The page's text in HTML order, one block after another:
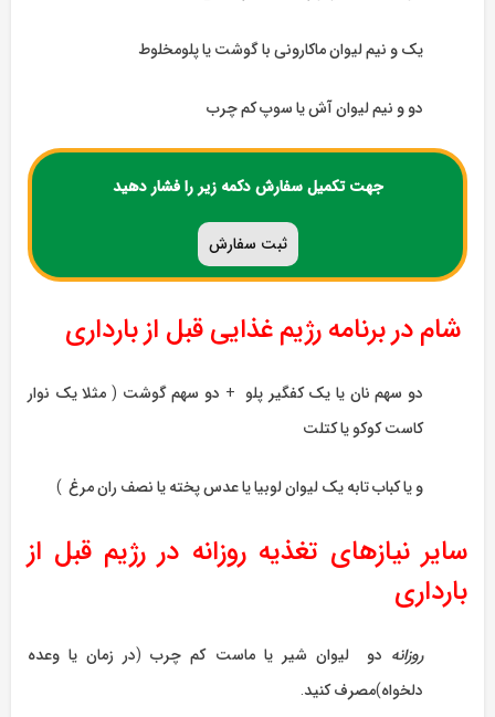
یک و نیم لیوان ماکارونی با گوشت یا پلومخلوط
دو و نیم لیوان آش یا سوپ کم چرب
جهت تکمیل سفارش دکمه زیر را فشار دهید
ثبت سفارش
شام در برنامه رژیم غذایی قبل از بارداری
دو سهم نان یا یک کفگیر پلو + دو سهم گوشت ( مثلا یک نوار
کاست کوکو یا کتلت
و یا کباب تابه یک لیوان لوبیا یا عدس پخته یا نصف ران مرغ )
سایر نیازهای تغذیه روزانه در رژیم قبل از
بارداری
روزانه دو لیوان شیر یا ماست کم چرب (در زمان یا وعده
دلخواه)مصرف کنید.